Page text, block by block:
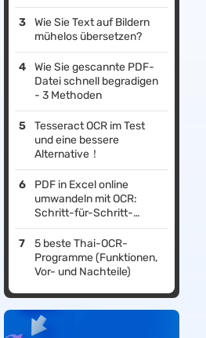
Wie Sie Text auf Bildern
mühelos übersetzen?
Wie Sie gescannte PDF-
Datei schnell begradigen
- 3 Methoden
Tesseract OCR im Test
und eine bessere
Alternative！
PDF in Excel online
umwandeln mit OCR:
Schritt-für-Schritt-
Anleitung
5 beste Thai-OCR-
Programme (Funktionen,
Vor- und Nachteile)